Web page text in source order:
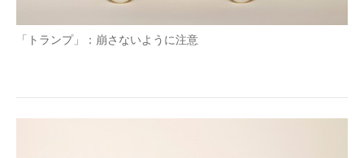
「トランプ」：崩さないように注意